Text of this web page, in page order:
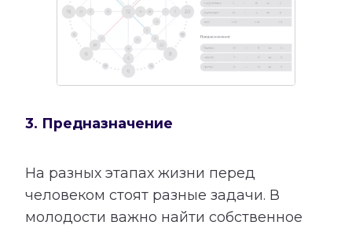
3. Предназначение
На разных этапах жизни перед
человеком стоят разные задачи. В
молодости важно найти собственное